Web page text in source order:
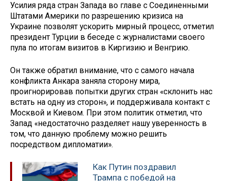
Усилия ряда стран Запада во главе с Соединенными
Штатами Америки по разрешению кризиса на
Украине позволят ускорить мирный процесс, отметил
президент Турции в беседе с журналистами своего
пула по итогам визитов в Киргизию и Венгрию.
Он также обратил внимание, что с самого начала
конфликта Анкара заняла сторону мира,
проигнорировав попытки других стран «склонить нас
встать на одну из сторон», и поддерживала контакт с
Москвой и Киевом. При этом политик отметил, что
Запад «недостаточно разделяет нашу уверенность в
том, что данную проблему можно решить
посредством дипломатии».
Как Путин поздравил
Трампа с победой на